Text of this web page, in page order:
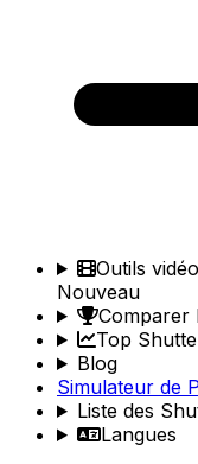
Outils
Nouveau
Comparer
Top
Blog
Simulateur de
Liste des
Langues